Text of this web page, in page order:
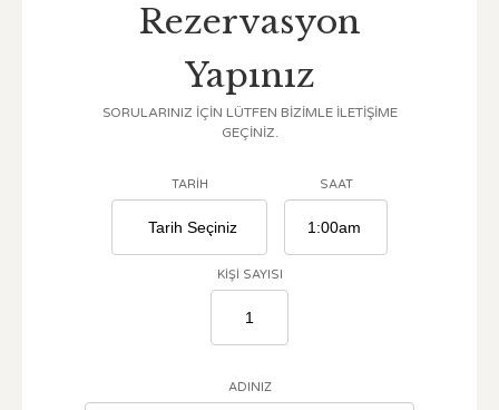
Rezervasyon
Yapınız
SORULARINIZ IÇIN LÜTFEN BIZIMLE ILETIŞIME
GEÇINIZ.
TARIH SAAT
KIŞI SAYISI
ADINIZ